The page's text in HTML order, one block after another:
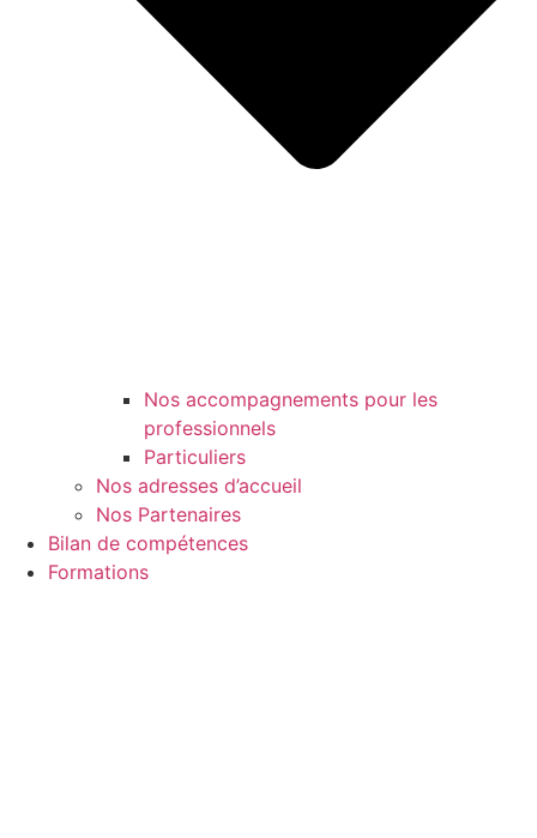
Nos accompagnements pour les
professionnels
Particuliers
Nos adresses d’accueil
Nos Partenaires
Bilan de compétences
Formations